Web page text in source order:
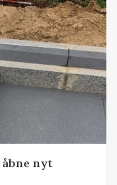
nyt